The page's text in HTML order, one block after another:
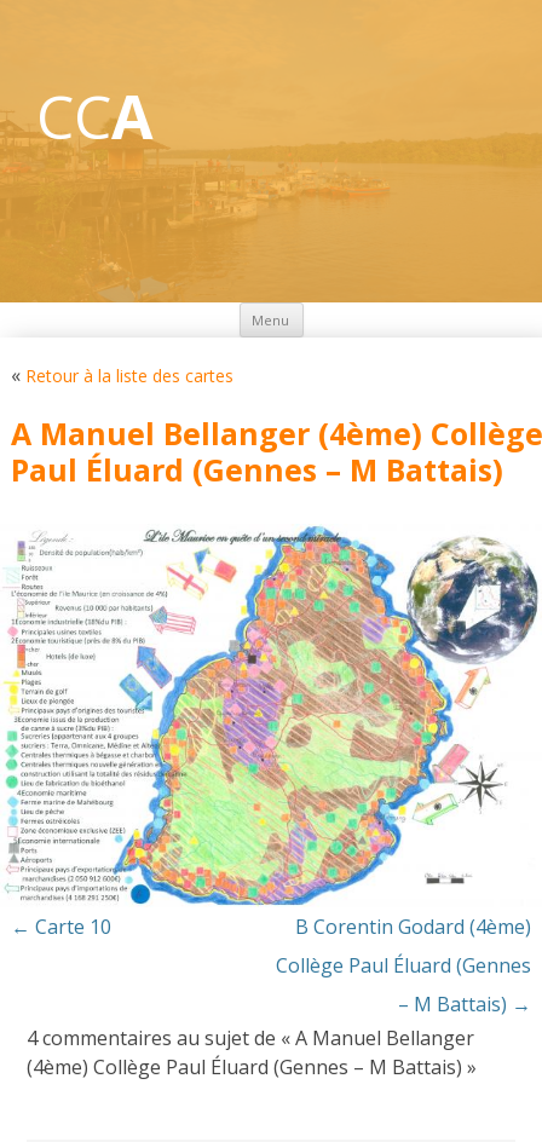
CCA
Menu Aller
contenu
« Retour à la liste des cartes
A Manuel Bellanger (4ème) Collège
Paul Éluard (Gennes – M Battais)
Navigation
← Carte 10
B Corentin Godard (4ème)
Collège Paul Éluard (Gennes
– M Battais) →
4 commentaires au sujet de «A Manuel Bellanger
(4ème) Collège Paul Éluard (Gennes – M Battais) »